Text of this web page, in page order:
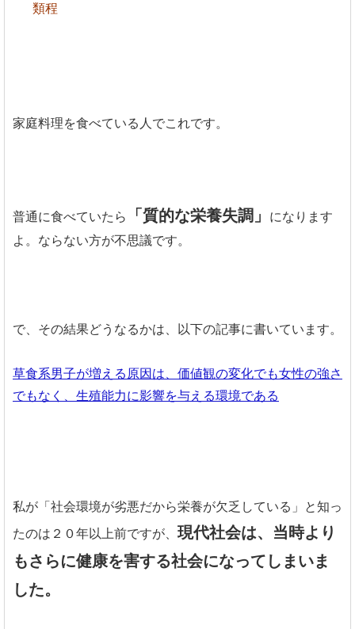
類程
家庭料理を食べている人でこれです。
普通に食べていたら 「質的な栄養失調」
になります
よ。ならない方が不思議です。
で、その結果どうなるかは、以下の記事に書いています。
草食系男子が増える原因は、価値観の変化でも女性の強さ
でもなく、生殖能力に影響を与える環境である
私が「社会環境が劣悪だから栄養が欠乏している」と知っ
たのは２０年以上前ですが、 現代社会は、当時より
もさらに健康を害する社会になってしまいま
した。